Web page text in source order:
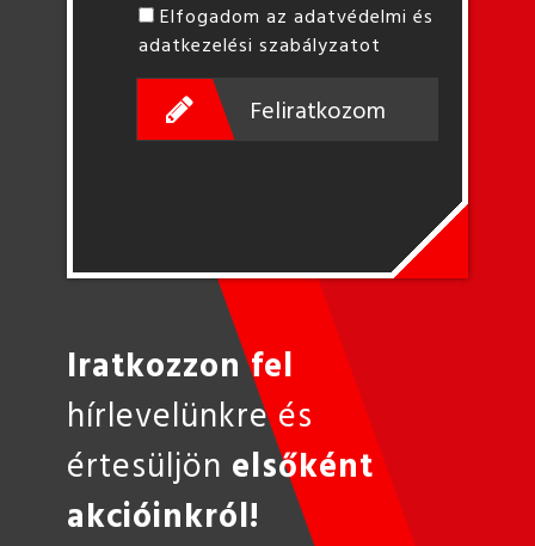
Elfogadom az adatvédelmi és
adatkezelési szabályzatot
Feliratkozom
Iratkozzon fel
hírlevelünkre és
értesüljön elsőként
akcióinkról!